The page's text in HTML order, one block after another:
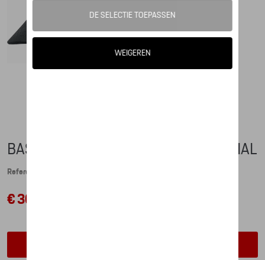
BASEBALL CAP WEISSACH - ESSENTIAL
Referentie: WAP6700010PESS
€ 30,50